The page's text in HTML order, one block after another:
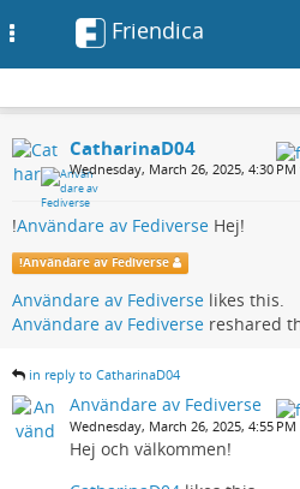
Friendica
CatharinaD04
Wednesday, March 26, 2025, 4:30
!Användare av Fediverse Hej!
!Användare av Fediverse
Användare av Fediverse likes this.
Användare av Fediverse reshared
in reply to CatharinaD04
Användare av Fediverse
Wednesday, March 26, 2025, 4:55 PM
Hej och välkommen!